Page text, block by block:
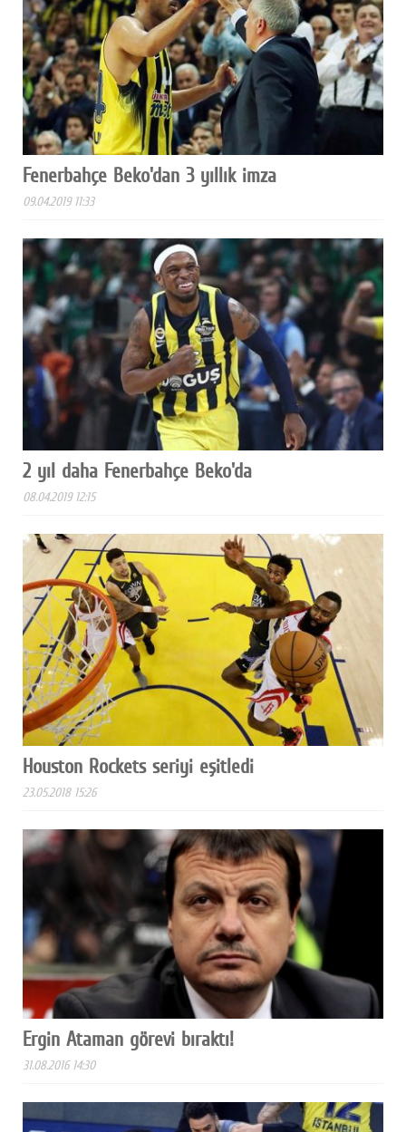
Fenerbahçe Beko'dan 3 yıllık imza
09.04.2019 11:33
2 yıl daha Fenerbahçe Beko'da
08.04.2019 12:15
Houston Rockets seriyi eşitledi
23.05.2018 15:26
Ergin Ataman görevi bıraktı!
31.08.2016 14:30